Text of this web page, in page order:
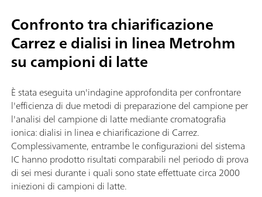
Confronto tra chiarificazione
Carrez e dialisi in linea Metrohm
su campioni di latte
È stata eseguita un'indagine approfondita per confrontare
l'efficienza di due metodi di preparazione del campione per
l'analisi del campione di latte mediante cromatografia
ionica: dialisi in linea e chiarificazione di Carrez.
Complessivamente, entrambe le configurazioni del sistema
IC hanno prodotto risultati comparabili nel periodo di prova
di sei mesi durante i quali sono state effettuate circa 2000
iniezioni di campioni di latte.